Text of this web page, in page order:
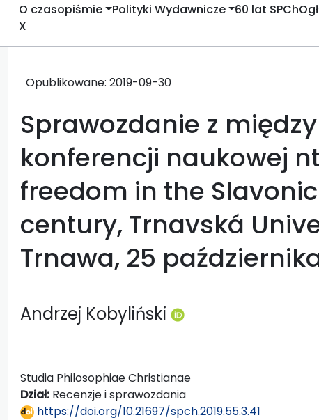
O czasopiśmie Polityki Wydawnicze 60 lat SPCh
X
Opublikowane: 2019-09-30
Sprawozdanie z
konferencji naukowej
freedom in the
century, Trnavská
Trnawa, 25
Andrzej Kobyliński
Studia Philosophiae Christianae
Dział: Recenzje i sprawozdania
https://doi.org/10.21697/spch.2019.55.3.41